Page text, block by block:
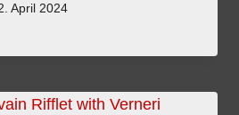
April 2024